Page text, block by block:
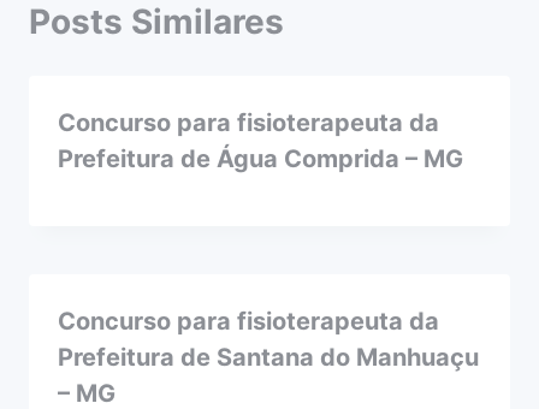
Posts Similares
Concurso para fisioterapeuta da
Prefeitura de Água Comprida – MG
Concurso para fisioterapeuta da
Prefeitura de Santana do Manhuaçu
– MG